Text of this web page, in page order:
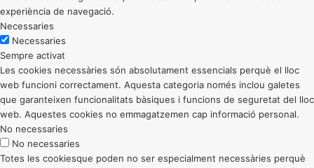
experiència de navegació.
Necessaries
Necessaries
Sempre activat
Les cookies necessàries són absolutament essencials perquè el lloc
web funcioni correctament. Aquesta categoria només inclou galetes
que garanteixen funcionalitats bàsiques i funcions de seguretat del lloc
web. Aquestes cookies no emmagatzemen cap informació personal.
No necessaries
No necessaries
Totes les cookiesque poden no ser especialment necessàries perquè